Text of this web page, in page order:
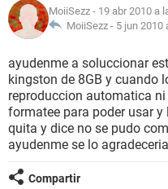
MoiiSezz - 19 abr 2010 a
MoiiSezz - 5 jun 2010
ayudenme a soluccionar
kingston de 8GB y cuando
reproduccion automatica
formatee para poder usar
quita y dice no se pudo
ayudenme se lo
Compartir